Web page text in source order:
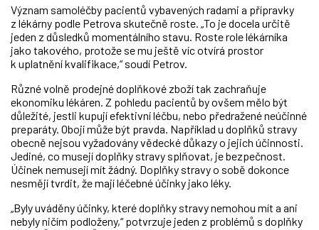
Význam samoléčby pacientů vybavených radami a přípravky
z lékárny podle Petrova skutečně roste. „To je docela určitě
jeden z důsledků momentálního stavu. Roste role lékárníka
jako takového, protože se mu ještě víc otvírá prostor
k uplatnění kvalifikace,“ soudí Petrov.
Různé volně prodejné doplňkové zboží tak zachraňuje
ekonomiku lékáren. Z pohledu pacientů by ovšem mělo být
důležité, jestli kupují efektivní léčbu, nebo předražené neúčinné
preparáty. Obojí může být pravda. Například u doplňků stravy
obecně nejsou vyžadovány vědecké důkazy o jejich účinnosti.
Jediné, co musejí doplňky stravy splňovat, je bezpečnost.
Účinek nemusejí mít žádný. Doplňky stravy o sobě dokonce
nesmějí tvrdit, že mají léčebné účinky jako léky.
„Byly uváděny účinky, které doplňky stravy nemohou mít a ani
nebyly ničím podloženy,“ potvrzuje jeden z problémů s doplňky